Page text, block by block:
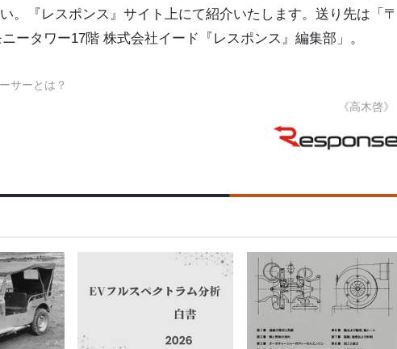
。『レスポンス』サイト上にて紹介いたします。送り先は「〒
ータワー17階 株式会社イード『レスポンス』編集部」。
サーとは？
《高木啓》